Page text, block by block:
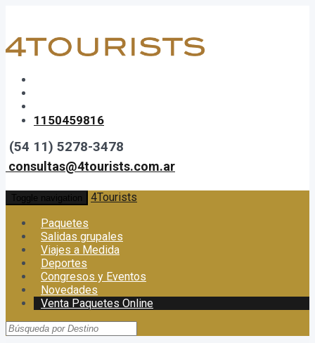
1150459816
(54 11) 5278-3478
consultas@4tourists.com.ar
Toggle navigation
4Tourists
Paquetes
Salidas grupales
Viajes a Medida
Deportes
Congresos y Eventos
Novedades
Venta Paquetes Online